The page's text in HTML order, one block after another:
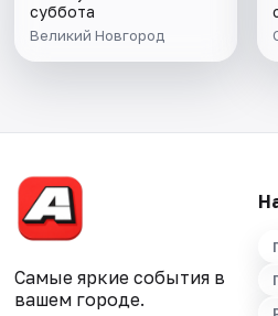
суббота
Великий Новгород
Самые яркие события в
вашем городе.